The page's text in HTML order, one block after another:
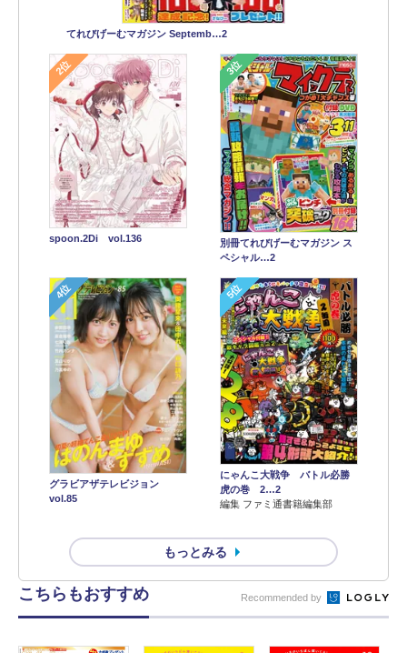
てれびげーむマガジン Septemb…2
2位
spoon.2Di vol.136
3位
別冊てれびげーむマガジン ス
ペシャル…2
4位
グラビアザテレビジョン
vol.85
5位
にゃんこ大戦争 バトル必勝
虎の巻 2…2
編集 ファミ通書籍編集部
もっとみる
こちらもおすすめ Recommended by